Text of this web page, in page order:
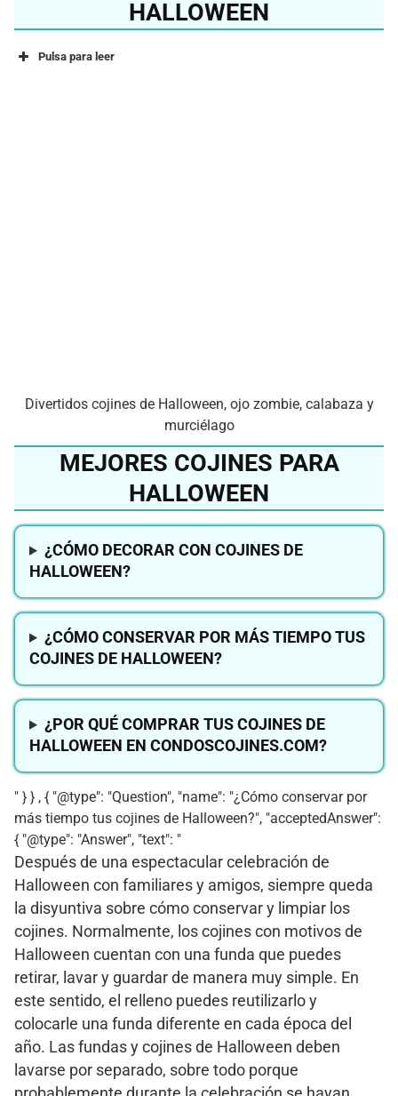
HALLOWEEN
Pulsa para leer
Divertidos cojines de Halloween, ojo zombie, calabaza y
murciélago
MEJORES COJINES PARA
HALLOWEEN
¿CÓMO DECORAR CON COJINES DE
HALLOWEEN?
¿CÓMO CONSERVAR POR MÁS TIEMPO TUS
COJINES DE HALLOWEEN?
¿POR QUÉ COMPRAR TUS COJINES DE
HALLOWEEN EN CONDOSCOJINES.COM?
" } } , { "@type": "Question", "name": "¿Cómo conservar por
más tiempo tus cojines de Halloween?", "acceptedAnswer":
{ "@type": "Answer", "text": "
Después de una espectacular celebración de
Halloween con familiares y amigos, siempre queda
la disyuntiva sobre cómo conservar y limpiar los
cojines. Normalmente, los cojines con motivos de
Halloween cuentan con una funda que puedes
retirar, lavar y guardar de manera muy simple. En
este sentido, el relleno puedes reutilizarlo y
colocarle una funda diferente en cada época del
año. Las fundas y cojines de Halloween deben
lavarse por separado, sobre todo porque